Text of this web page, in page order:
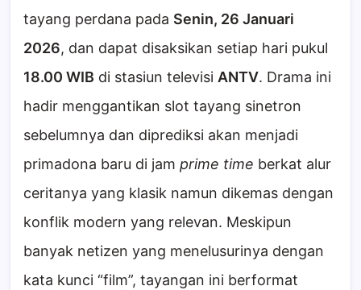
tayang perdana pada Senin, 26 Januari
2026, dan dapat disaksikan setiap hari pukul
18.00 WIB di stasiun televisi ANTV. Drama ini
hadir menggantikan slot tayang sinetron
sebelumnya dan diprediksi akan menjadi
primadona baru di jam prime time berkat alur
ceritanya yang klasik namun dikemas dengan
konflik modern yang relevan. Meskipun
banyak netizen yang menelusurinya dengan
kata kunci “film”, tayangan ini berformat